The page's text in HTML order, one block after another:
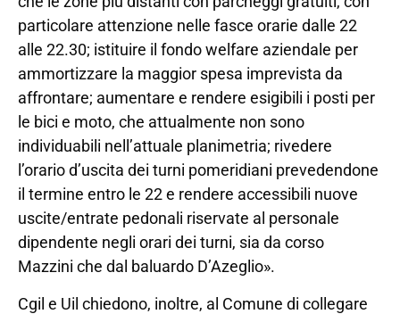
particolare attenzione nelle fasce orarie dalle 22
alle 22.30; istituire il fondo welfare aziendale per
ammortizzare la maggior spesa imprevista da
affrontare; aumentare e rendere esigibili i posti per
le bici e moto, che attualmente non sono
individuabili nell’attuale planimetria; rivedere
l’orario d’uscita dei turni pomeridiani prevedendone
il termine entro le 22 e rendere accessibili nuove
uscite/entrate pedonali riservate al personale
dipendente negli orari dei turni, sia da corso
Mazzini che dal baluardo D’Azeglio».
Cgil e Uil chiedono, inoltre, al Comune di collegare